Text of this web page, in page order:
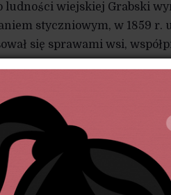
ludności wiejskiej Grabski
styczniowym, w 1859 r.
się sprawami wsi,
organizował kółka
Związku Kółek
cywilizacyjnego ludu i
wykazywał wyraźne
Już pod koniec swego pobytu
postępowaniem